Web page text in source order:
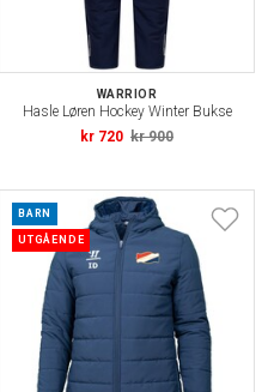
WARRIOR
Hasle Løren Hockey Winter Bukse
kr 720 kr 900
BARN
UTGÅENDE